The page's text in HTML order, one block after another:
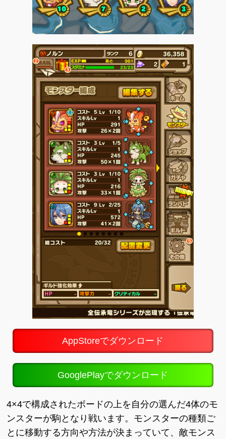
AppStoreでダウンロード
GooglePlayでダウンロード
4×4で構成されたボードの上を自分の選んだ4体のモ
ンスターが駒となり戦います。モンスターの種類ご
とに移動する方向や方法が決まっていて、敵モンス